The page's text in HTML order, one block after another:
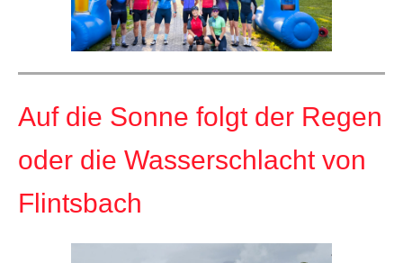
Auf die Sonne folgt der Regen
oder die Wasserschlacht von
Flintsbach